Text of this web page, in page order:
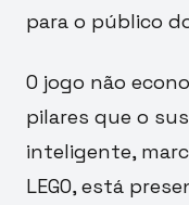
para o público
O jogo não
pilares que o
inteligente,
LEGO, está